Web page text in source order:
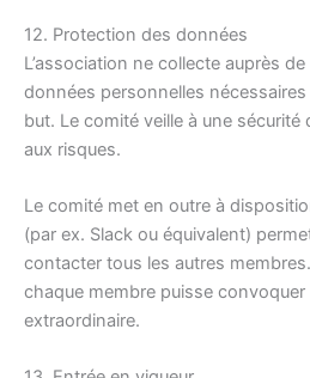
12. Protection des données
L’association ne collecte auprès
données personnelles
but. Le comité veille à une
aux risques.
Le comité met en outre à
(par ex. Slack ou équivalent)
contacter tous les autres
chaque membre puisse
extraordinaire.